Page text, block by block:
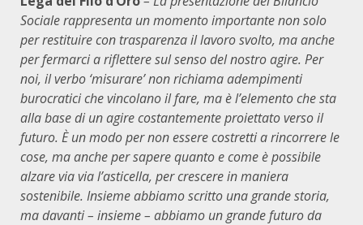
Sociale rappresenta un momento importante non solo
per restituire con trasparenza il lavoro svolto, ma anche
per fermarci a riflettere sul senso del nostro agire. Per
noi, il verbo ‘misurare’ non richiama adempimenti
burocratici che vincolano il fare, ma è l’elemento che sta
alla base di un agire costantemente proiettato verso il
futuro. È un modo per non essere costretti a rincorrere le
cose, ma anche per sapere quanto e come è possibile
alzare via via l’asticella, per crescere in maniera
sostenibile. Insieme abbiamo scritto una grande storia,
ma davanti – insieme – abbiamo un grande futuro da